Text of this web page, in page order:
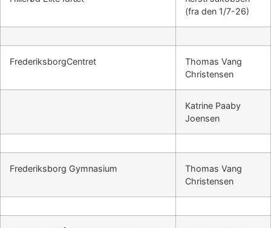
(fra den 1/7-26)
FrederiksborgCentret
Thomas Vang
Christensen
Katrine Paaby
Joensen
Frederiksborg Gymnasium
Thomas Vang
Christensen